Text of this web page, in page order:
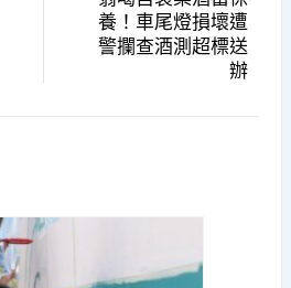
養！車尾燈損壞遭
警攔查酒測超標送
辦